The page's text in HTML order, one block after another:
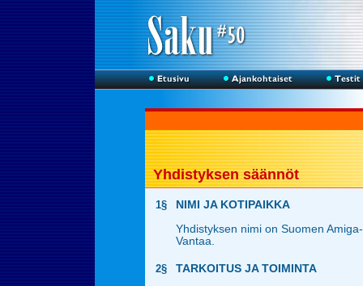
Yhdistyksen säännöt
1§
NIMI JA KOTIPAIKKA
Yhdistyksen nimi on Suomen
Vantaa.
2§
TARKOITUS JA TOIMINTA